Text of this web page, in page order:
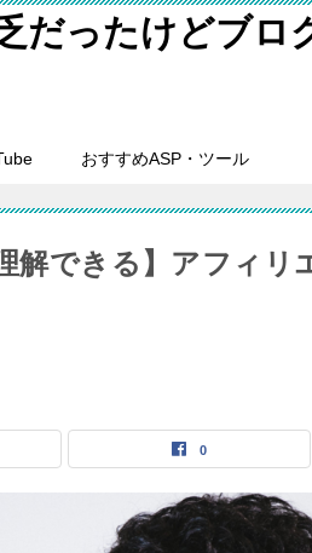
だったけどブロ
おすすめASP・ツール
解できる】アフィ
0